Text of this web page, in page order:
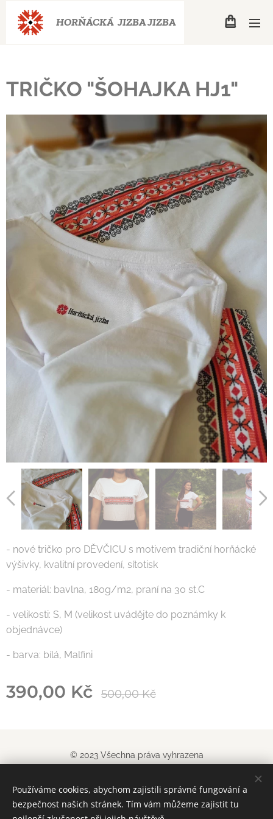
HORŇÁCKÁ JIZBAJIZBA
TRIČKO "ŠOHAJKA HJ1"
- nové tričko pro DĚVČICU s motivem tradiční horňácké
výšivky, kvalitní provedení, sítotisk
- materiál: bavlna, 180g/m2, praní na 30 st.C
- velikosti: S, M (velikost uvádějte do poznámky k
objednávce)
- barva: bílá, Malfini
390,00 Kč 500,00Kč
© 2023 Všechna práva vyhrazena
Vytvořeno službou Webnode Cookies
Používáme cookies, abychom zajistili správné fungování a
bezpečnost našich stránek. Tím vám můžeme zajistit tu